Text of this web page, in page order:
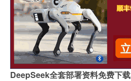
DeepSeek全套部署资料免费下载